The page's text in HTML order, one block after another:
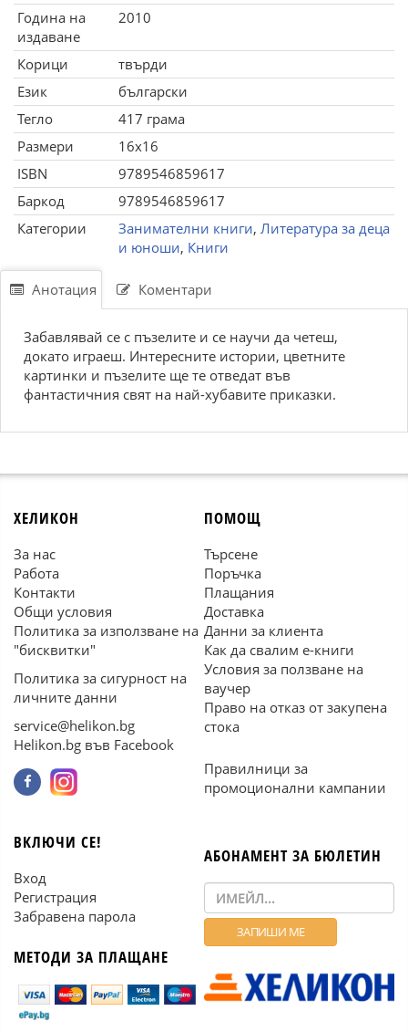
Година на
издаване
2010
Корици
твърди
Език
български
Тегло
417 грама
Размери
16x16
ISBN
9789546859617
Баркод
9789546859617
Категории
Занимателни книги, Литература за деца
и юноши, Книги
Анотация Коментари
Забавлявай се с пъзелите и се научи да четеш,
докато играеш. Интересните истории, цветните
картинки и пъзелите ще те отведат във
фантастичния свят на най-хубавите приказки.
ХЕЛИКОН
За нас
Работа
Контакти
Общи условия
Политика за използване на
"бисквитки"
Политика за сигурност на
личните данни
service@helikon.bg
Helikon.bg във Facebook
ПОМОЩ
Търсене
Поръчка
Плащания
Доставка
Данни за клиента
Как да свалим е-книги
Условия за ползване на
ваучер
Право на отказ от закупена
стока
Правилници за
промоционални кампании
ВКЛЮЧИ СЕ!
Вход
Регистрация
Забравена парола
МЕТОДИ ЗА ПЛАЩАНЕ
АБОНАМЕНТ ЗА БЮЛЕТИН